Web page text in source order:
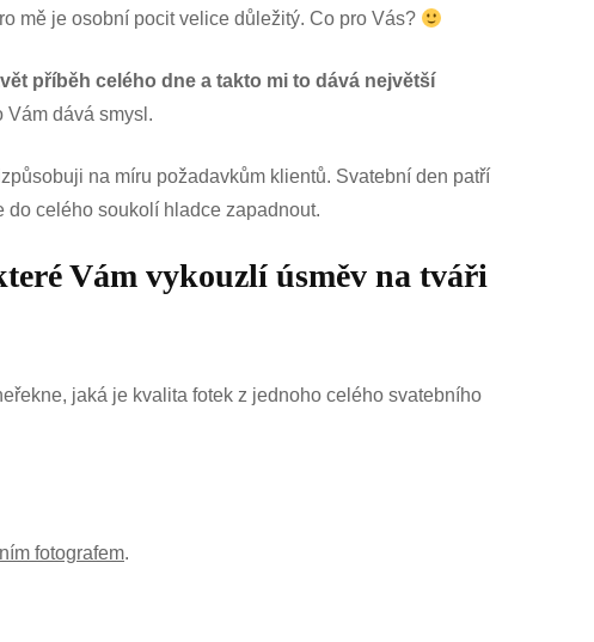
mě je osobní pocit velice důležitý. Co pro Vás?
příběh celého dne a takto mi to dává největší
Vám dává smysl.
na míru požadavkům klientů. Svatební den patří
do celého soukolí hladce zapadnout.
Vám vykouzlí úsměv na tváři
jaká je kvalita fotek z jednoho celého svatebního
fotografem.